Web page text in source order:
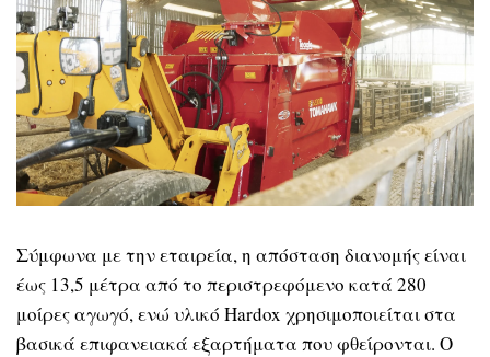
Σύμφωνα με την εταιρεία, η απόσταση διανομής είναι
έως 13,5 μέτρα από το περιστρεφόμενο κατά 280
μοίρες αγωγό, ενώ υλικό Hardox χρησιμοποιείται στα
βασικά επιφανειακά εξαρτήματα που φθείρονται. Ο